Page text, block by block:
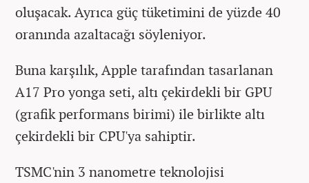
oluşacak. Ayrıca güç tüketimini de yüzde 40
oranında azaltacağı söyleniyor.
Buna karşılık, Apple tarafından tasarlanan
A17 Pro yonga seti, altı çekirdekli bir GPU
(grafik performans birimi) ile birlikte altı
çekirdekli bir CPU'ya sahiptir.
TSMC'nin 3 nanometre teknolojisi